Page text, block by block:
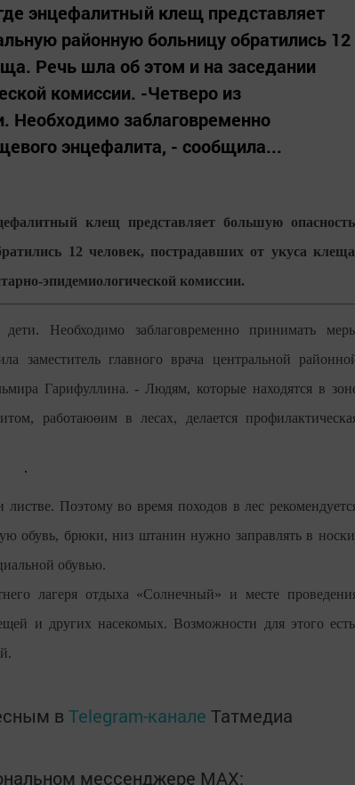
энцефалитный клещ представляет
районную больницу обратились 12
Речь шла об этом и на заседании
комиссии. -Четверо из
Необходимо заблаговременно
энцефалита, - сообщила...
клещ представляет большую
12 человек, пострадавших от укуса
эпидемиологической комиссии.
Необходимо заблаговременно принимать
заместитель главного врача центральной
Гарифуллина. - Людям, которые находятся в
работаюөим в лесах, делается
Поэтому во время походов в лес
обувь, брюки, низ штанин нужно заправлять в
обувью.
лагеря отдыха «Солнечный» и месте
и других насекомых. Возможности для этого
в Telegram-канале Татмедиа
мессенджере MАХ: